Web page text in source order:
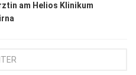
am Helios Klinikum